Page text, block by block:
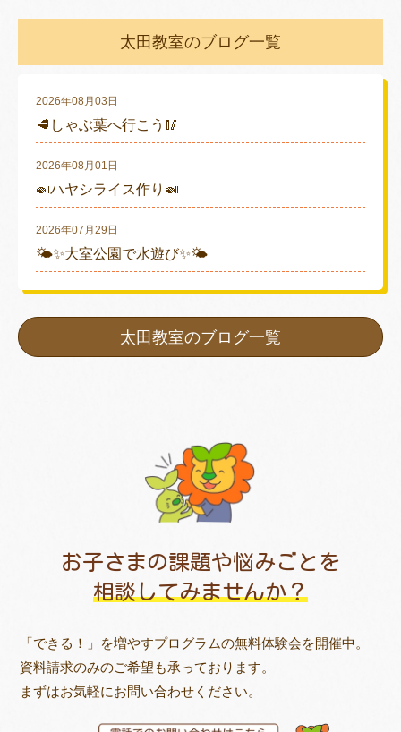
太田教室のブログ一覧
2026年08月03日
🥩しゃぶ葉へ行こう🥢
2026年08月01日
🍛ハヤシライス作り🍛
2026年07月29日
🌤✨大室公園で水遊び✨🌤
太田教室のブログ一覧
お子さまの課題や悩みごとを
相談してみませんか？
「できる！」を増やすプログラムの無料体験会を開催中。
資料請求のみのご希望も承っております。
まずはお気軽にお問い合わせください。